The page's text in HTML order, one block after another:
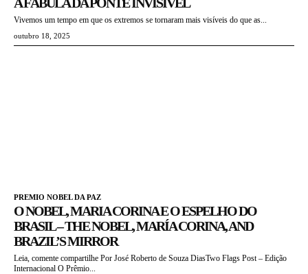
Vivemos um tempo em que os extremos se tornaram mais visíveis do que as...
outubro 18, 2025
PREMIO NOBEL DA PAZ
O NOBEL, MARIA CORINA E O ESPELHO DO
BRASIL – THE NOBEL, MARÍA CORINA, AND
BRAZIL’S MIRROR
Leia, comente compartilhe Por José Roberto de Souza DiasTwo Flags Post – Edição
Internacional O Prêmio...